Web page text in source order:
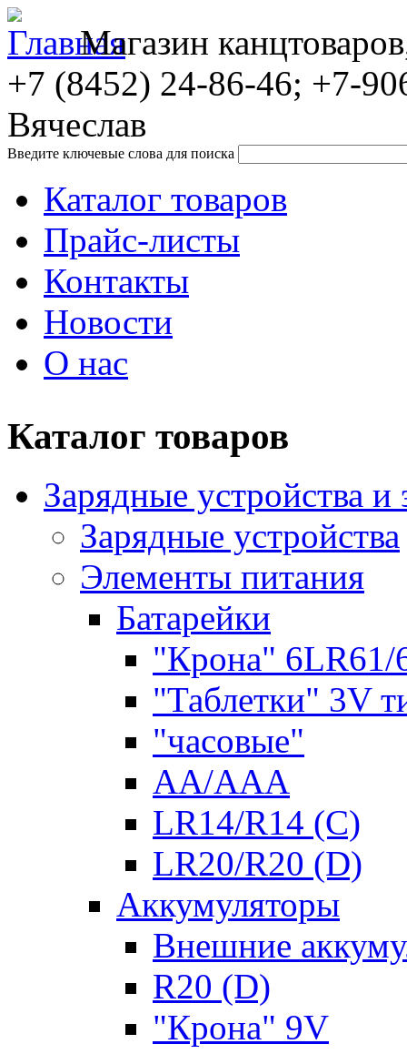
Магазин
+7 (8452) 24-86-46; +7-
Вячеслав
Введите ключевые слова для поиска
Каталог товаров
Прайс-листы
Контакты
Новости
О нас
Каталог товаров
Зарядные устройства
Зарядные устройства
Элементы питания
Батарейки
"Крона" 6LR61/
"Таблетки" 3V
"часовые"
AA/AAA
LR14/R14 (C)
LR20/R20 (D)
Аккумуляторы
Внешние
R20 (D)
"Крона" 9V